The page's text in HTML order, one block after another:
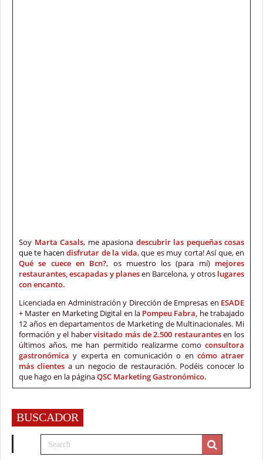
Soy Marta Casals, me apasiona descubrir las pequeñas cosas
que te hacen disfrutar de la vida,que es muy corta! Así que, en
Qué se cuece en Bcn?, os muestro los (para mí) mejores
restaurantes, escapadas y planesen Barcelona, y otros lugares
con encanto.
Licenciada en Administración y Dirección de Empresas en ESADE
+ Master en Marketing Digital en la Pompeu Fabra, he trabajado
12 años en departamentos de Marketing de Multinacionales. Mi
formación y el habervisitado más de 2.500 restaurantes en los
últimos años, me han permitido realizarme como consultora
gastronómicay experta en comunicación o en cómo atraer
más clientes a un negocio de restauración. Podéis conocer lo
que hago en la páginaQSC Marketing Gastronómico.
BUSCADOR